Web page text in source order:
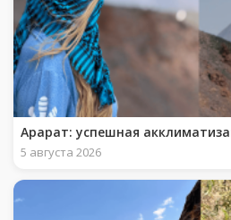
Арарат: успешная
5 августа 2026